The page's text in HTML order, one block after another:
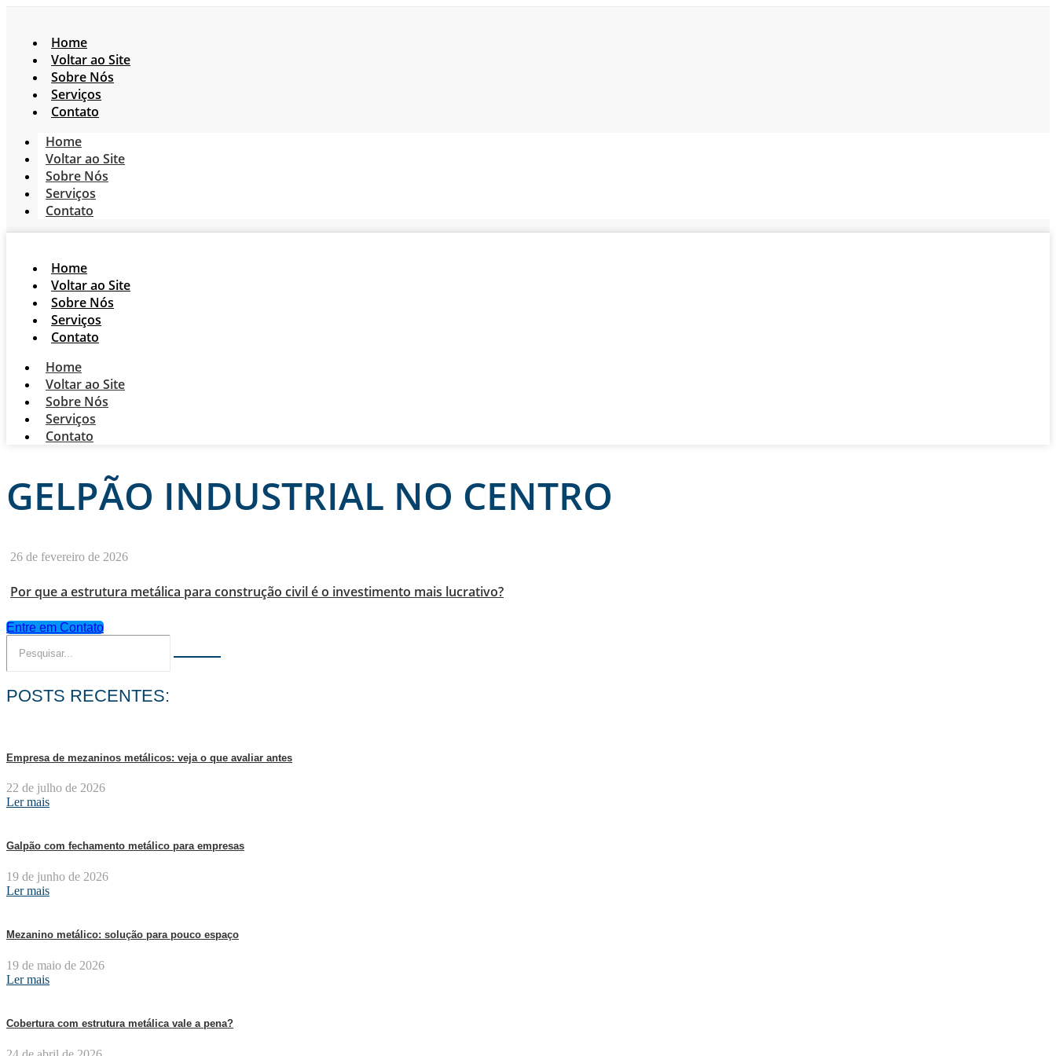
Home
Voltar ao Site
Sobre Nós
Serviços
Contato
Home
Voltar ao Site
Sobre Nós
Serviços
Contato
Home
Voltar ao Site
Sobre Nós
Serviços
Contato
Home
Voltar ao Site
Sobre Nós
Serviços
Contato
GELPÃO INDUSTRIAL NO CENTRO
26 de fevereiro de 2026
Por que a estrutura metálica para construção civil é o investimento mais lucrativo?
Entre em Contato
POSTS RECENTES:
Empresa de mezaninos metálicos: veja o que avaliar antes
22 de julho de 2026
Ler mais
Galpão com fechamento metálico para empresas
19 de junho de 2026
Ler mais
Mezanino metálico: solução para pouco espaço
19 de maio de 2026
Ler mais
Cobertura com estrutura metálica vale a pena?